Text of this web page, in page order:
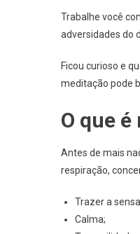
Trabalhe você
adversidades do
Ficou curioso e
meditação pode
O que
Antes de mais
respiração,
Trazer a
Calma;